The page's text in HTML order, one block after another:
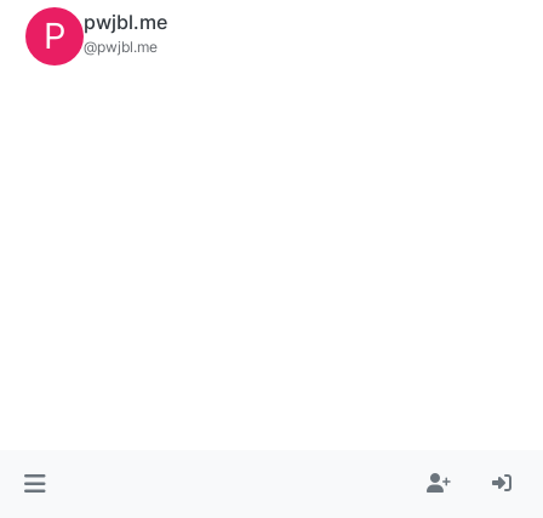
P pwjbl.me
@pwjbl.me